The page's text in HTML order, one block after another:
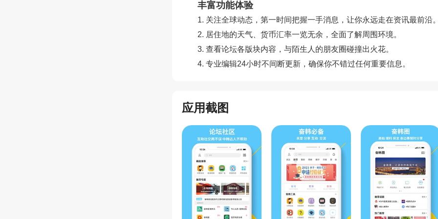
丰富功能体验
1. 关注全球动态，第一时间把握一手消息，让你永远走在资讯最前沿
2. 居住地的天气、货币汇率一览无余，全面了解周围环境。
3. 查看论坛各版块内容，与陌生人的朋友圈碰撞出火花。
4. 专业编辑24小时不间断更新，确保你不错过任何重要信息。
应用截图